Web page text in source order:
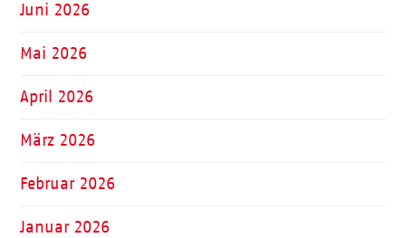
Juni 2026
Mai 2026
April 2026
März 2026
Februar 2026
Januar 2026